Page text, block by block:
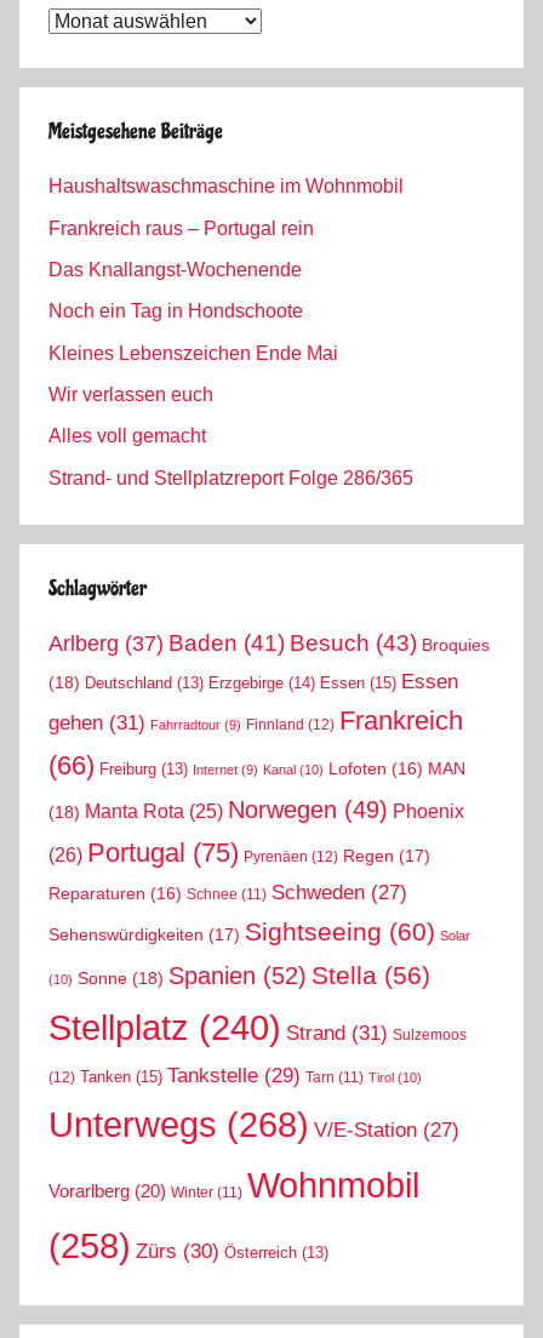
Tagebuch
Meistgesehene Beiträge
Haushaltswaschmaschine im Wohnmobil
Frankreich raus – Portugal rein
Das Knallangst-Wochenende
Noch ein Tag in Hondschoote
Kleines Lebenszeichen Ende Mai
Wir verlassen euch
Alles voll gemacht
Strand- und Stellplatzreport Folge 286/365
Schlagwörter
Arlberg (37) Baden (41) Besuch (43) Broquies
(18) Deutschland (13) Erzgebirge (14) Essen (15) Essen
gehen (31) Fahrradtour (9) Finnland (12) Frankreich
(66) Freiburg (13) Internet (9) Kanal (10) Lofoten (16) MAN
(18) Manta Rota (25) Norwegen (49) Phoenix
(26) Portugal (75) Pyrenäen (12) Regen (17)
Reparaturen (16) Schnee (11) Schweden (27)
Sehenswürdigkeiten (17) Sightseeing (60) Solar
(10) Sonne (18) Spanien (52) Stella (56)
Stellplatz (240) Strand (31) Sulzemoos
(12) Tanken (15) Tankstelle (29) Tarn (11) Tirol (10)
Unterwegs (268) V/E-Station (27)
Vorarlberg (20) Winter (11) Wohnmobil
(258) Zürs (30) Österreich (13)